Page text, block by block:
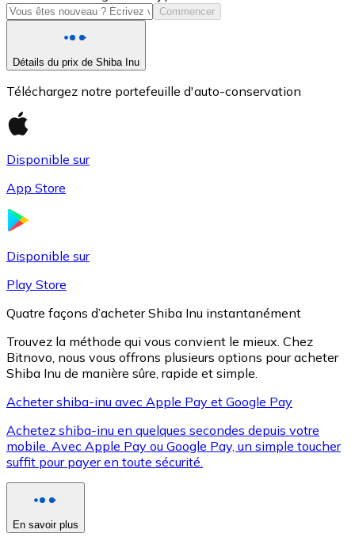
XRP
XRP
Voir toutes
Commencer
Détails du prix de Shiba Inu
Téléchargez notre portefeuille d'auto-conservation
Disponible sur
App Store
Disponible sur
Play Store
Quatre façons d’acheter Shiba Inu instantanément
Trouvez la méthode qui vous convient le mieux. Chez
Bitnovo, nous vous offrons plusieurs options pour acheter
Shiba Inu de manière sûre, rapide et simple.
Acheter shiba-inu avec Apple Pay et Google Pay
Achetez shiba-inu en quelques secondes depuis votre
mobile. Avec Apple Pay ou Google Pay, un simple toucher
suffit pour payer en toute sécurité.
En savoir plus